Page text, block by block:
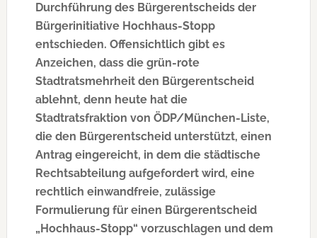
Durchführung des Bürgerentscheids der
Bürgerinitiative Hochhaus-Stopp
entschieden. Offensichtlich gibt es
Anzeichen, dass die grün-rote
Stadtratsmehrheit den Bürgerentscheid
ablehnt, denn heute hat die
Stadtratsfraktion von ÖDP/München-Liste,
die den Bürgerentscheid unterstützt, einen
Antrag eingereicht, in dem die städtische
Rechtsabteilung aufgefordert wird, eine
rechtlich einwandfreie, zulässige
Formulierung für einen Bürgerentscheid
„Hochhaus-Stopp“ vorzuschlagen und dem